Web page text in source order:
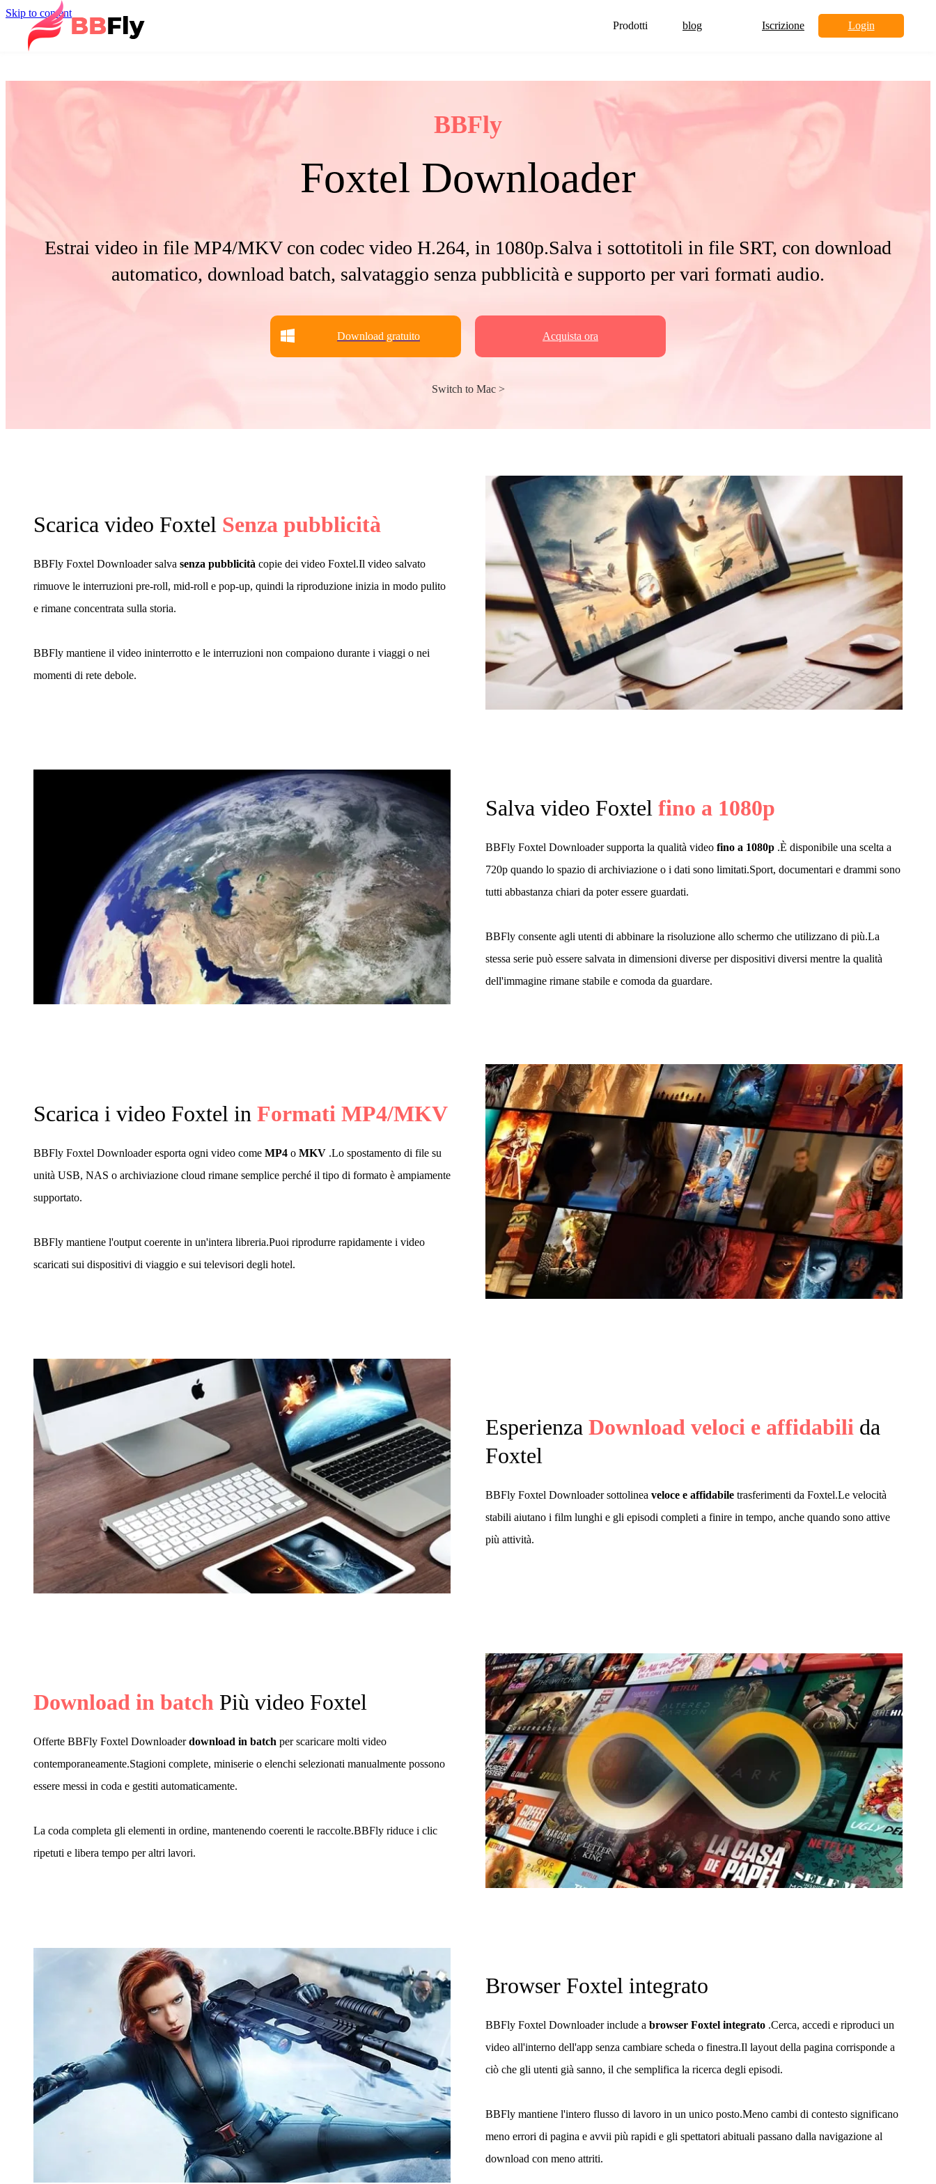
Skip to content
Prodotti
blog Iscrizione Login
BBFly
Foxtel Downloader
Estrai video in file MP4/MKV con codec video H.264, in 1080p.Salva i sottotitoli in file SRT, con download
automatico, download batch, salvataggio senza pubblicità e supporto per vari formati audio.
Download gratuito Acquista ora
Switch to Mac >
Scarica video Foxtel Senza pubblicità
BBFly Foxtel Downloader salva senza pubblicità copie dei video Foxtel.Il video salvato
rimuove le interruzioni pre-roll, mid-roll e pop-up, quindi la riproduzione inizia in modo pulito
e rimane concentrata sulla storia.
BBFly mantiene il video ininterrotto e le interruzioni non compaiono durante i viaggi o nei
momenti di rete debole.
Salva video Foxtel fino a 1080p
BBFly Foxtel Downloader supporta la qualità video fino a 1080p .È disponibile una scelta a
720p quando lo spazio di archiviazione o i dati sono limitati.Sport, documentari e drammi sono
tutti abbastanza chiari da poter essere guardati.
BBFly consente agli utenti di abbinare la risoluzione allo schermo che utilizzano di più.La
stessa serie può essere salvata in dimensioni diverse per dispositivi diversi mentre la qualità
dell'immagine rimane stabile e comoda da guardare.
Scarica i video Foxtel in Formati MP4/MKV
BBFly Foxtel Downloader esporta ogni video come MP4 o MKV .Lo spostamento di file su
unità USB, NAS o archiviazione cloud rimane semplice perché il tipo di formato è ampiamente
supportato.
BBFly mantiene l'output coerente in un'intera libreria.Puoi riprodurre rapidamente i video
scaricati sui dispositivi di viaggio e sui televisori degli hotel.
Esperienza Download veloci e affidabili da
Foxtel
BBFly Foxtel Downloader sottolinea veloce e affidabile trasferimenti da Foxtel.Le velocità
stabili aiutano i film lunghi e gli episodi completi a finire in tempo, anche quando sono attive
più attività.
Download in batch Più video Foxtel
Offerte BBFly Foxtel Downloaderdownload in batch per scaricare molti video
contemporaneamente.Stagioni complete, miniserie o elenchi selezionati manualmente possono
essere messi in coda e gestiti automaticamente.
La coda completa gli elementi in ordine, mantenendo coerenti le raccolte.BBFly riduce i clic
ripetuti e libera tempo per altri lavori.
Browser Foxtel integrato
BBFly Foxtel Downloader include a browser Foxtel integrato .Cerca, accedi e riproduci un
video all'interno dell'app senza cambiare scheda o finestra.Il layout della pagina corrisponde a
ciò che gli utenti già sanno, il che semplifica la ricerca degli episodi.
BBFly mantiene l'intero flusso di lavoro in un unico posto.Meno cambi di contesto significano
meno errori di pagina e avvii più rapidi e gli spettatori abituali passano dalla navigazione al
download con meno attriti.